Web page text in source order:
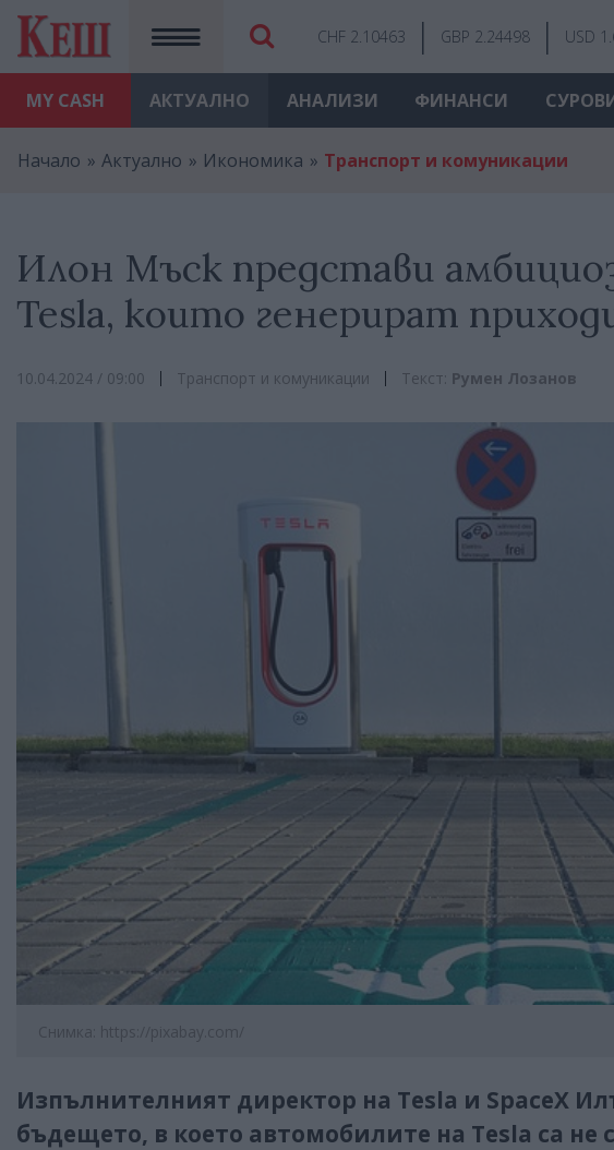
MY CASH
CHF 2.10463 GBP 2.24498 USD
АКТУАЛНО АНАЛИЗИ ФИНАНСИ
Начало Актуално Икономика Транспорт и комуникации
Илон Мъск представи
Tesla, които генерират
10.04.2024 / 09:00 Транспорт и комуникации Текст: Румен Лозанов
Снимка: https://pixabay.com/
Изпълнителният директор на Tesla и SpaceX
бъдещето, в което автомобилите на Tesla са